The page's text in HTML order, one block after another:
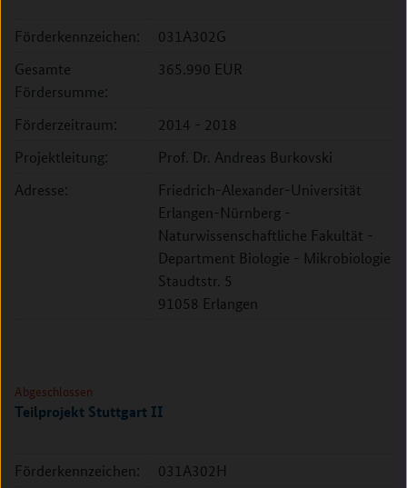
Förderkennzeichen:
031A302G
Gesamte
Fördersumme:
365.990 EUR
Förderzeitraum:
2014 - 2018
Projektleitung:
Prof. Dr. Andreas Burkovski
Adresse:
Friedrich-Alexander-Universität
Erlangen-Nürnberg -
Naturwissenschaftliche Fakultät -
Department Biologie - Mikrobiologie
Staudtstr. 5
91058 Erlangen
Abgeschlossen
Teilprojekt Stuttgart II
Förderkennzeichen:
031A302H